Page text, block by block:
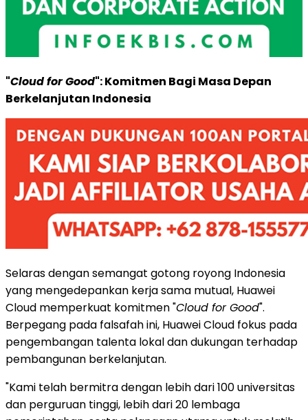
"Cloud for Good": Komitmen Bagi Masa Depan
Berkelanjutan Indonesia
Selaras dengan semangat gotong royong Indonesia
yang mengedepankan kerja sama mutual, Huawei
Cloud memperkuat komitmen "Cloud for Good".
Berpegang pada falsafah ini, Huawei Cloud fokus pada
pengembangan talenta lokal dan dukungan terhadap
pembangunan berkelanjutan.
"Kami telah bermitra dengan lebih dari 100 universitas
dan perguruan tinggi, lebih dari 20 lembaga